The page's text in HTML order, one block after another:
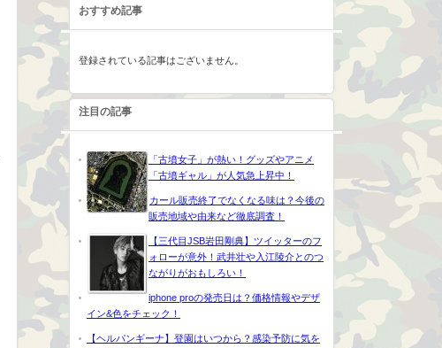
おすすめ記事
登録されている記事はございません。
注目の記事
「古墳女子」が熱い！グッズやアニメ
「古墳ギャル」が人気急上昇中！
カール販売終了でなくなる味は？今後の
販売地域や由来など徹底調査！
【三代目JSB岩田剛典】ツイッターのフ
ォローが意外！武井壮や入江陵介とのつ
ながりがおもしろい！
iphone proの発売日は？価格情報やデザ
イン&色をチェック！
【ヘルパンギーナ】登園はいつから？感染予防に気を